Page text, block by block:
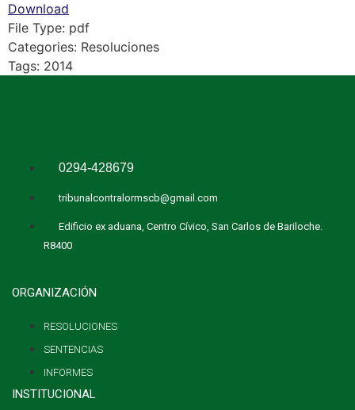
Download
File Type: pdf
Categories: Resoluciones
Tags: 2014
0294-428679
tribunalcontralormscb@gmail.com
Edificio ex aduana, Centro Cívico, San Carlos de Bariloche.
R8400
ORGANIZACIÓN
RESOLUCIONES
SENTENCIAS
INFORMES
INSTITUCIONAL